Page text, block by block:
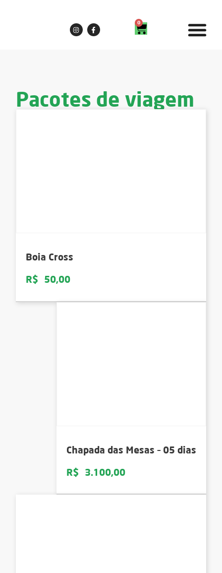
0
Pacotes de viagem
Boia Cross
R$ 50,00
Chapada das Mesas – 05 dias
R$ 3.100,00